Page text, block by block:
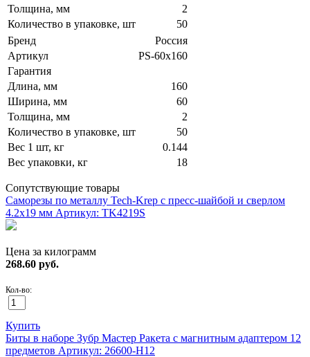
Толщина, мм
2
Количество в упаковке, шт
50
Бренд
Россия
Артикул
PS-60х160
Гарантия
Длина, мм
160
Ширина, мм
60
Толщина, мм
2
Количество в упаковке, шт
50
Вес 1 шт, кг
0.144
Вес упаковки, кг
18
Сопутствующие товары
Саморезы по металлу Tech-Krep с пресс-шайбой и сверлом
4.2х19 мм Артикул: TK4219S
Цена за килограмм
268.60 руб.
Кол-во:
Купить
Биты в наборе Зубр Мастер Ракета с магнитным адаптером 12
предметов Артикул: 26600-H12